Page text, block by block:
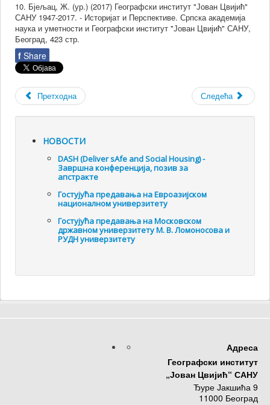
10. Бјељац, Ж. (ур.) (2017) Географски институт "Јован Цвијић"
САНУ 1947-2017. - Историјат и Перспективе. Српска академија
наука и уметности и Географски институт "Јован Цвијић" САНУ,
Београд, 423 стр.
f Share
Претходна Следећа
НОВОСТИ
DASH (Deliver sAfe and Social Housing) -
Завршна конференција, позив за
апстракте
Гостујућа предавања на Евроазијском
националном универзитету
Гостујућа предавања на Московском
државном универзитету М. В. Ломоносова и
РУДН универзитету
Адреса
Географски институт
„Јован Цвијић“ САНУ
Ђуре Јакшића 9
11000 Београд